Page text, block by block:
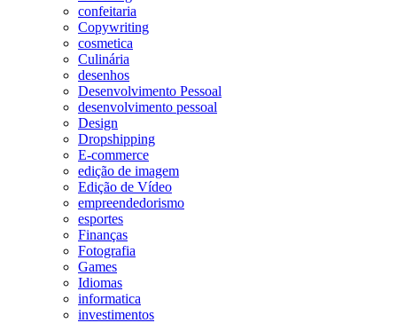
confeitaria
Copywriting
cosmetica
Culinária
desenhos
Desenvolvimento Pessoal
desenvolvimento pessoal
Design
Dropshipping
E-commerce
edição de imagem
Edição de Vídeo
empreendedorismo
esportes
Finanças
Fotografia
Games
Idiomas
informatica
investimentos